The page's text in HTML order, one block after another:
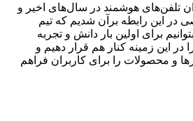
تلفن‌های هوشمند در سال‌های اخیر و
در این رابطه برآن شدیم که تیم
برای اولین بار دانش و تجربه
این زمینه کنار هم قرار دهیم و
و محصولات را برای کاربران فراهم